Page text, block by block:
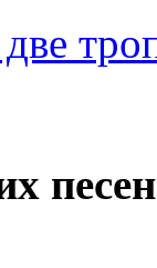
песен